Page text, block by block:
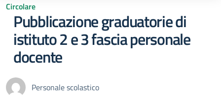
Circolare
Pubblicazione graduatorie di
istituto 2 e 3 fascia personale
docente
Personale scolastico